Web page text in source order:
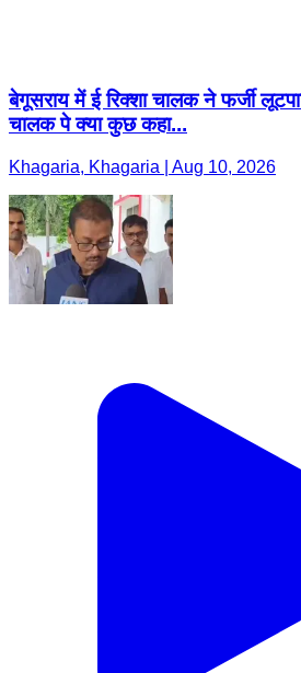
बेगूसराय में ई रिक्शा चालक ने फर्जी
चालक पे क्या कुछ कहा...
Khagaria, Khagaria | Aug 10, 2026